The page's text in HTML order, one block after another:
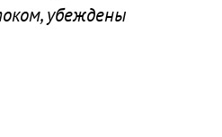
убеждены